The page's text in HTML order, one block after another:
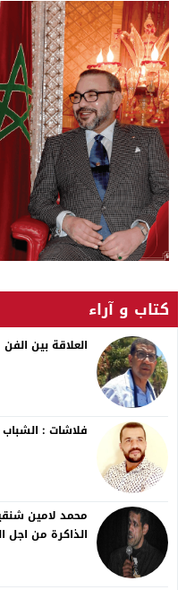
كتاب و آراء
العلاقة بين
فلاشات : الشباب
محمد لامين
الذاكرة من اجل